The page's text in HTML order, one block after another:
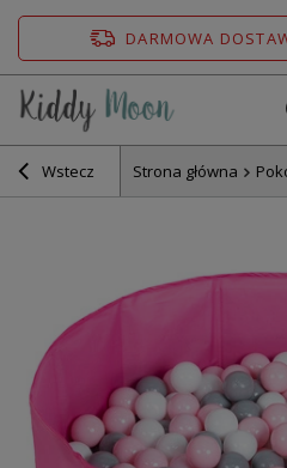
DARMOWA
Wstecz Strona główna